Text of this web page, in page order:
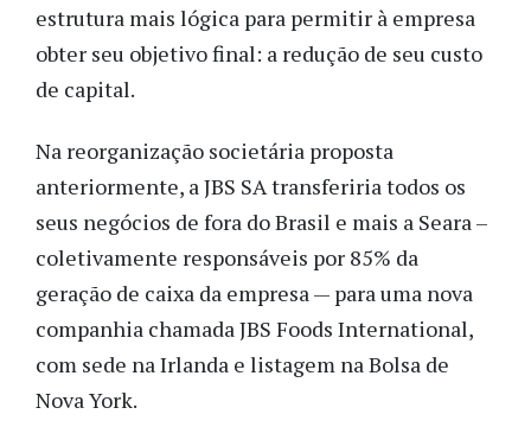
estrutura mais lógica para permitir à empresa
obter seu objetivo final: a redução de seu custo
de capital.
Na reorganização societária proposta
anteriormente, a JBS SA transferiria todos os
seus negócios de fora do Brasil e mais a Seara –
coletivamente responsáveis por 85% da
geração de caixa da empresa — para uma nova
companhia chamada JBS Foods International,
com sede na Irlanda e listagem na Bolsa de
Nova York.